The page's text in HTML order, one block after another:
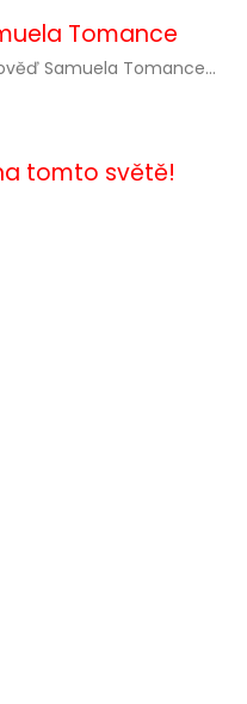
Tomance
Samuela Tomance...
tomto světě!